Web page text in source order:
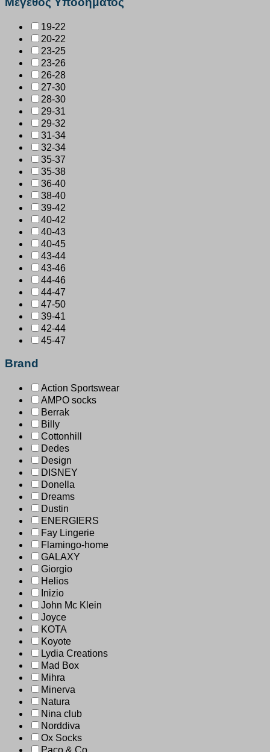
19-22
20-22
23-25
23-26
26-28
27-30
28-30
29-31
29-32
31-34
32-34
35-37
35-38
36-40
38-40
39-42
40-42
40-43
40-45
43-44
43-46
44-46
44-47
47-50
39-41
42-44
45-47
Brand
Action Sportswear
AMPO socks
Berrak
Billy
Cottonhill
Dedes
Design
DISNEY
Donella
Dreams
Dustin
ENERGIERS
Fay Lingerie
Flamingo-home
GALAXY
Giorgio
Helios
Inizio
John Mc Klein
Joyce
KOTA
Koyote
Lydia Creations
Mad Box
Mihra
Minerva
Natura
Nina club
Norddiva
Ox Socks
Paco & Co